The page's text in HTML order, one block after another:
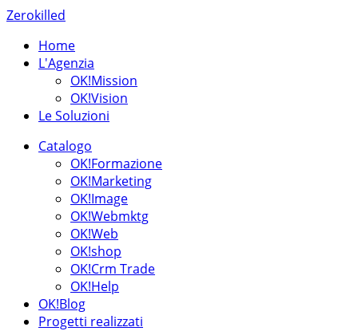
Zerokilled
Home
L'Agenzia
OK!Mission
OK!Vision
Le Soluzioni
Catalogo
OK!Formazione
OK!Marketing
OK!Image
OK!Webmktg
OK!Web
OK!shop
OK!Crm Trade
OK!Help
OK!Blog
Progetti realizzati